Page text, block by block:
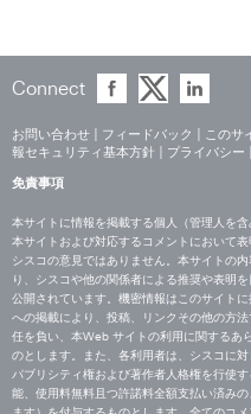
Connect
お問い合わせ フィードバック このサ
報セキュリティ基本方針
プライバシー
免責事項
本サイトに情報を掲載する個人（管理人を
本サイトおよび対応するコメントにおいて
シスコの意見ではありません。本サイトの
り、シスコや他の関係者による推奨や表明
公開されています。機密情報はこのサイト
への掲載により、投稿、リンクその他の方
任を負い、本Web サイトの利用に関するあ
のとします。また、各利用者は、シスコに
パブリシティ権および著作者人格権を行使
能、使用料無料且つ許諾料全額支払い済み